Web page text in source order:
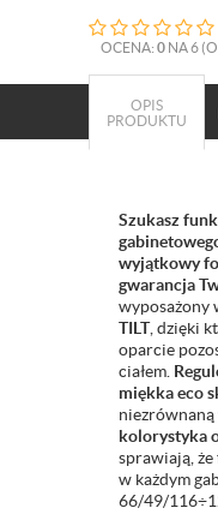
OCENA: 0 NA 6
OPIS
PRODUKTU
Szukasz
wyjątkowy
gwarancja
wyposażony
TILT, dzięki
oparcie
ciałem.
miękka eco
niezrównaną
kolorystyka
sprawiają,
w każdym
66/49/